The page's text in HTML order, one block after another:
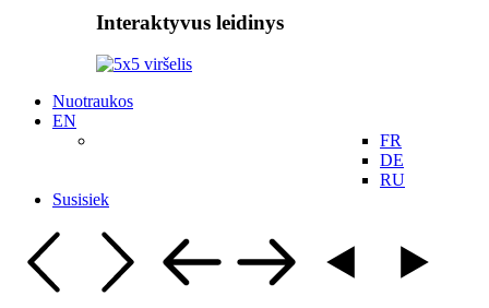
Interaktyvus leidinys
Nuotraukos
EN
FR
DE
RU
Susisiek